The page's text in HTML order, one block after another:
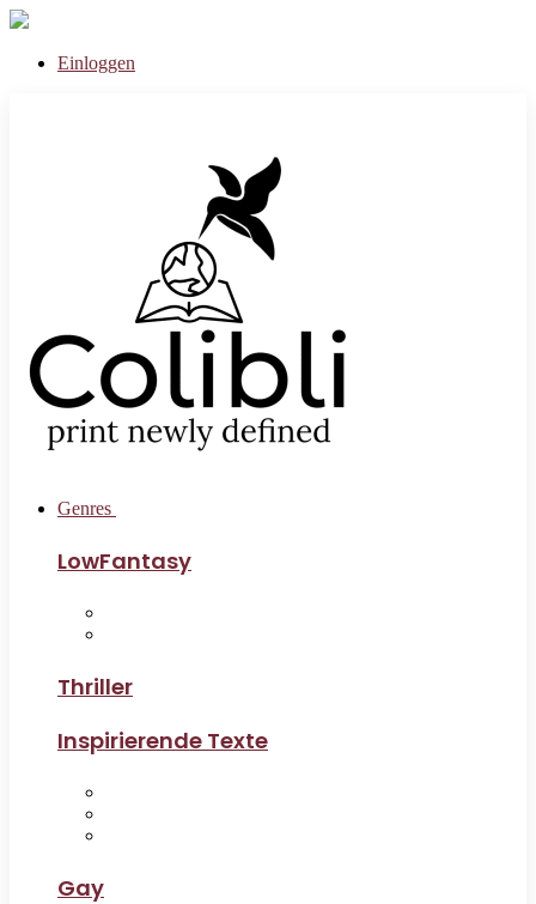
Einloggen
Genres
LowFantasy
Thriller
Inspirierende Texte
Gay